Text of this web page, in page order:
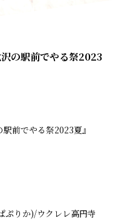
の駅前でやる祭2023
前でやる祭2023夏』
ぷりか)/ウクレレ高円寺